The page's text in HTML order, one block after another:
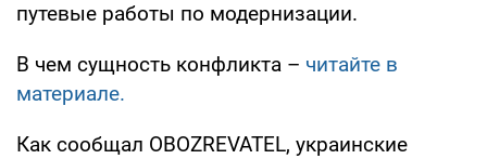
путевые работы по модернизации.
В чем сущность конфликта – читайте в
материале.
Как сообщал OBOZREVATEL, украинские